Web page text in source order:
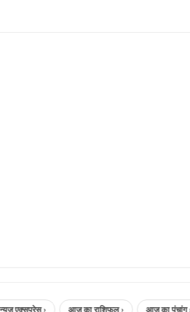
› आज का राशिफल › आज का पंचांग ›